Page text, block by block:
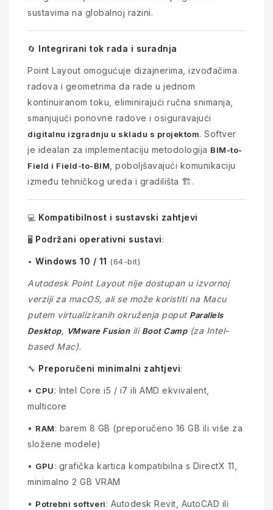
sustavima na globalnoj razini.
🔄 Integrirani tok rada i suradnja
Point Layout omogućuje dizajnerima, izvođačima
radova i geometrima da rade u jednom
kontinuiranom toku, eliminirajući ručna snimanja,
smanjujući ponovne radove i osiguravajući
digitalnu izgradnju u skladu s projektom. Softver
je idealan za implementaciju metodologija BIM-to-
Field i Field-to-BIM , poboljšavajući komunikaciju
između tehničkog ureda i gradilišta 🏗️.
💻 Kompatibilnost i sustavski zahtjevi
🖥️ Podržani operativni sustavi:
• Windows 10 / 11 (64-bit)
Autodesk Point Layout nije dostupan u izvornoj
verziji za macOS, ali se može koristiti na Macu
putem virtualiziranih okruženja poput Parallels
Desktop, VMware Fusionili Boot Camp(za Intel-
based Mac).
🔧 Preporučeni minimalni zahtjevi:
• CPU: Intel Core i5 / i7 ili AMD ekvivalent,
multicore
• RAM: barem 8 GB (preporučeno 16 GB ili više za
složene modele)
• GPU: grafička kartica kompatibilna s DirectX 11,
minimalno 2 GB VRAM
• Potrebni softveri: Autodesk Revit, AutoCAD ili